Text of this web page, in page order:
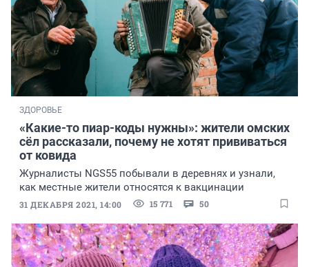
ЗДОРОВЬЕ
«Какие-то пиар-коды нужны»: жители омских
сёл рассказали, почему не хотят прививаться
от ковида
Журналисты NGS55 побывали в деревнях и узнали,
как местные жители относятся к вакцинации
31 ДЕКАБРЯ 2021, 14:00 15 771 50